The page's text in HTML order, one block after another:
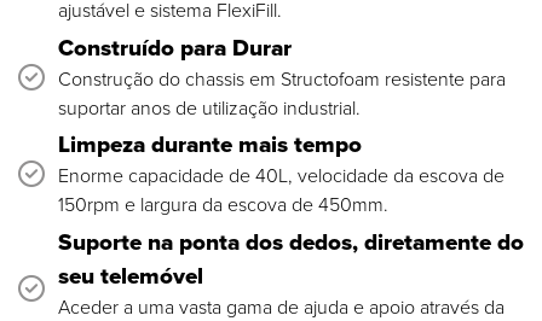
ajustável e sistema FlexiFill.
Construído para Durar
Construção do chassis em Structofoam resistente para
suportar anos de utilização industrial.
Limpeza durante mais tempo
Enorme capacidade de 40L, velocidade da escova de
150rpm e largura da escova de 450mm.
Suporte na ponta dos dedos, diretamente do
seu telemóvel
Aceder a uma vasta gama de ajuda e apoio através da